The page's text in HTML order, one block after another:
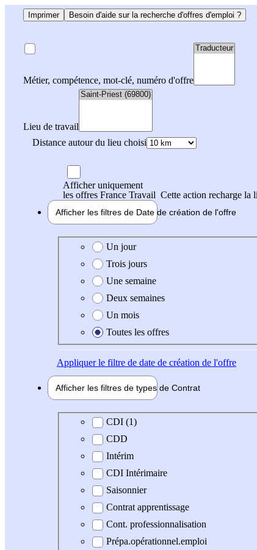
Imprimer Besoin d'aide sur la recherche d'offres d'emploi ?
Métier, compétence, mot-clé, numéro d'offre
Lieu de travail
Distance autour du lieu choisi
Afficher uniquement
les offres France Travail Cette action recharge la
Afficher les filtres de Date de création de l'offre
Date de création de l'offre
Un jour
Trois jours
Une semaine
Deux semaines
Un mois
Toutes les offres
Appliquerle filtre de date de création de l'offre
Afficher les filtres de types de Contrat
Type de contrat
CDI (1)
CDD
Intérim
CDI Intérimaire
Saisonnier
Contrat apprentissage
Cont. professionnalisation
Prépa.opérationnel.emploi